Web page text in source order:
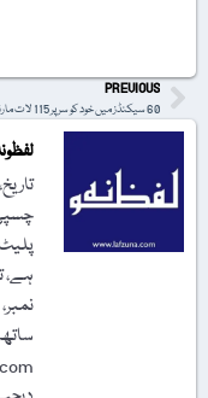
PREVIOUS
60 سیکنڈز میں خود کو سر پر 115 لات مارنے والا کھلاڑی
پلیٹ
ہے،